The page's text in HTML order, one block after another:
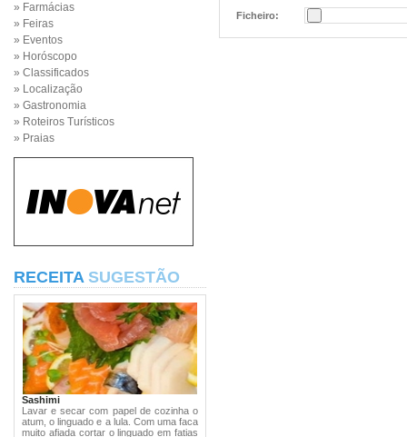
» Farmácias
» Feiras
» Eventos
» Horóscopo
» Classificados
» Localização
» Gastronomia
» Roteiros Turísticos
» Praias
RECEITA SUGESTÃO
Sashimi
Lavar e secar com papel de cozinha o
atum, o linguado e a lula. Com uma faca
muito afiada cortar o linguado em fatias
Ficheiro: